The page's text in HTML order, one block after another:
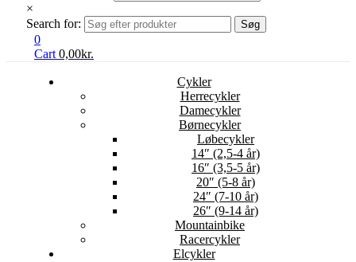
×
Search for:
Søg
0
Cart 0,00kr.
Cykler
Herrecykler
Damecykler
Børnecykler
Løbecykler
14″ (2,5-4 år)
16″ (3,5-5 år)
20″ (5-8 år)
24″ (7-10 år)
26″ (9-14 år)
Mountainbike
Racercykler
Elcykler